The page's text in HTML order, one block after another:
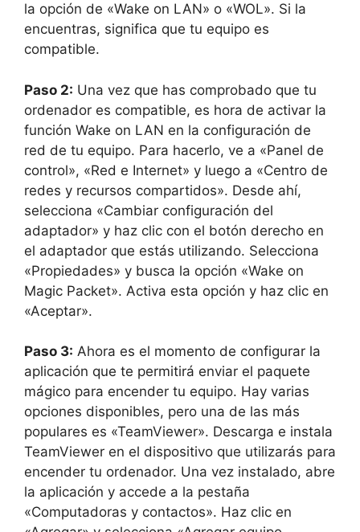
la opción de «Wake on LAN» o «WOL». Si la
encuentras, significa que tu equipo es
compatible.
Paso 2: Una vez que has comprobado que tu
ordenador es compatible, es hora de activar la
función Wake on LAN en la configuración de
red de tu equipo. Para hacerlo, ve a «Panel de
control», «Red e Internet» y luego a «Centro de
redes y recursos compartidos». Desde ahí,
selecciona «Cambiar configuración del
adaptador» y haz clic con el botón derecho en
el adaptador que estás utilizando. Selecciona
«Propiedades» y busca la opción «Wake on
Magic Packet». Activa esta opción y haz clic en
«Aceptar».
Paso 3: Ahora es el momento de configurar la
aplicación que te permitirá enviar el paquete
mágico para encender tu equipo. Hay varias
opciones disponibles, pero una de las más
populares es «TeamViewer». Descarga e instala
TeamViewer en el dispositivo que utilizarás para
encender tu ordenador. Una vez instalado, abre
la aplicación y accede a la pestaña
«Computadoras y contactos». Haz clic en